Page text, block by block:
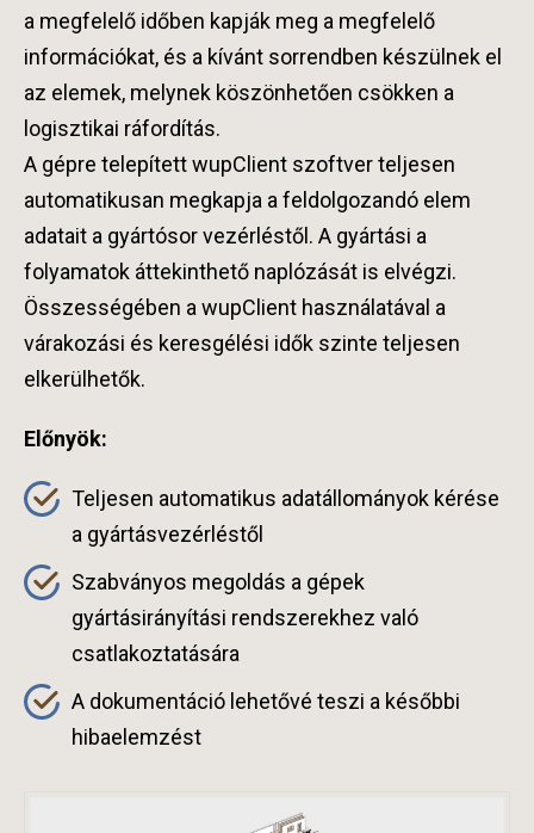
a megfelelő időben kapják meg a megfelelő
információkat, és a kívánt sorrendben készülnek el
az elemek, melynek köszönhetően csökken a
logisztikai ráfordítás.
A gépre telepített wupClient szoftver teljesen
automatikusan megkapja a feldolgozandó elem
adatait a gyártósor vezérléstől. A gyártási a
folyamatok áttekinthető naplózását is elvégzi.
Összességében a wupClient használatával a
várakozási és keresgélési idők szinte teljesen
elkerülhetők.
Előnyök:
Teljesen automatikus adatállományok kérése
a gyártásvezérléstől
Szabványos megoldás a gépek
gyártásirányítási rendszerekhez való
csatlakoztatására
A dokumentáció lehetővé teszi a későbbi
hibaelemzést